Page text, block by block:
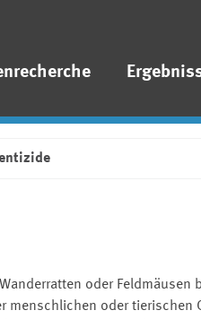
oder Feldmäusen
menschlichen oder tierischen